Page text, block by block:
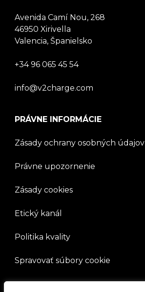
Avenida Camí Nou, 268
46950 Xirivella
Valencia, Španielsko
+34 96 065 45 54
info@v2charge.com
PRÁVNE INFORMÁCIE
Zásady ochrany osobných údajov
Právne upozornenie
Zásady cookies
Etický kanál
Politika kvality
Spravovať súbory cookie